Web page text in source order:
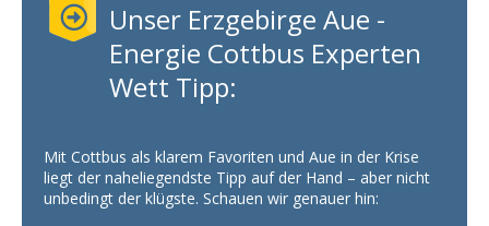
Unser Erzgebirge Aue -
Energie Cottbus Experten
Wett Tipp:
Mit Cottbus als klarem Favoriten und Aue in der Krise
liegt der naheliegendste Tipp auf der Hand – aber nicht
unbedingt der klügste. Schauen wir genauer hin: